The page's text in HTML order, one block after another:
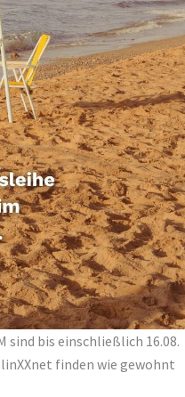
sind bis einschließlich 16.08.
finden wie gewohnt